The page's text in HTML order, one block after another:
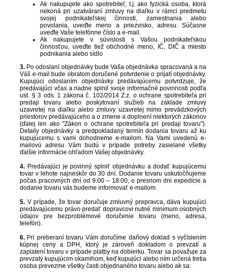
Ak nakupujete ako spotrebiteľ, t.j. ako fyzická osoba, ktorá
nekoná pri uzatváraní zmluvy na diaľku v rámci predmetu
svojej podnikateľskej činnosti, zamestnania alebo
povolania, uveďte meno a priezvisko, adresu. Súčasne
uveďte Vaše telefónne číslo a e-mail.
Ak nakupujete v súvislosti s Vašou podnikateľskou
činnosťou, uveďte tiež obchodné meno, IČ, DIČ a miesto
podnikania alebo sídlo
3. Po odoslaní objednávky bude Vaša objednávka spracovaná a na
Váš e-mail bude obratom doručené potvrdenie o prijatí objednávky.
Kupujúci odoslaním objednávky predávajúcemu potvrdzuje, že
predávajúci včas a riadne splnil svoje informačné povinnosti podľa
ust. § 3 ods. 1 zákona č. 102/2014 Z.z. o ochrane spotrebiteľa pri
predaji tovaru alebo poskytovaní služieb na základe zmluvy
uzavretej na diaľku alebo zmluvy uzavretej mimo prevádzkových
priestorov predávajúceho a o zmene a doplnení niektorých zákonov
(ďalej len ako "Zákon o ochrane spotrebiteľa pri predaji tovaru").
Detaily objednávky a predpokladaný termín dodania tovaru až ku
kupujúcemu s vami dohodneme e-mailom. Na Vami uvedenú e-
mailovú adresu Vám budú v prípade potreby zasielané všetky
ďalšie informácie ohľadom Vašej objednávky.
4. Predávajúci je povinný splniť objednávku a dodať kupujúcemu
tovar v lehote najneskôr do 30 dní. Dodanie tovaru uskutočňujeme
počas pracovných dní od 9:00 – 18:00, o presnom dni expedície a
dodanie tovaru vás budeme informovať e-mailom.
5. V prípade, že tovar doručuje zmluvný prepravca, dáva kupujúci
predávajúcemu právo predať dopravcovi nutné minimum osobných
údajov pre bezproblémové doručenie tovaru (meno, adresa,
telefón).
6. Pri preberaní tovaru Vám doručíme daňový doklad s vyčíslením
kúpnej ceny a DPH, ktorý je zároveň dokladom o prevzatí a
zaplatení tovaru v prípade platby na dobierku. Tovar sa považuje za
prevzatý kupujúcim okamihom, keď kupujúci alebo ním určená tretia
osoba prevezme všetky časti objednaného tovaru alebo ak sa: